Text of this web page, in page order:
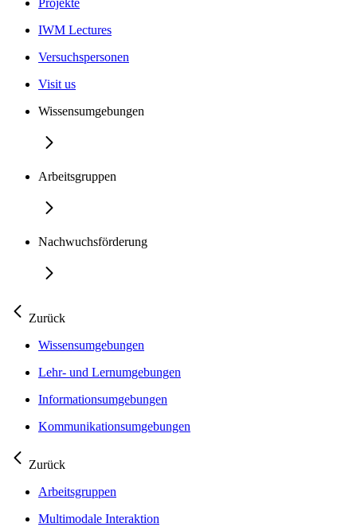
IWM Lectures
Versuchspersonen
Visit us
Wissensumgebungen
Arbeitsgruppen
Nachwuchsförderung
Zurück
Wissensumgebungen
Lehr- und Lernumgebungen
Informationsumgebungen
Kommunikationsumgebungen
Zurück
Arbeitsgruppen
Multimodale Interaktion